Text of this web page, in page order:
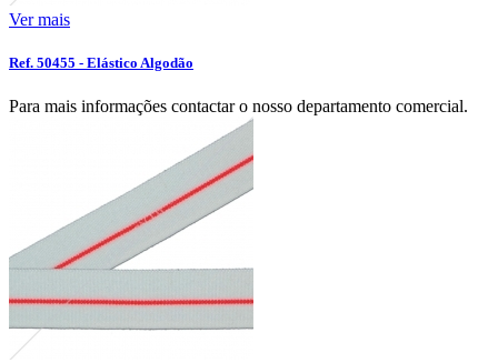
Ver mais
Ref. 50455 - Elástico Algodão
Para mais informações contactar o nosso departamento comercial.